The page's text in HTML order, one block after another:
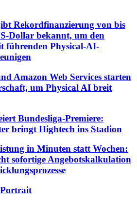
Rekordfinanzierung von bis
Dollar bekannt, um den
führenden Physical-AI-
Amazon Web Services starten
um Physical AI breit
Bundesliga-Premiere:
bringt Hightech ins Stadion
in Minuten statt Wochen:
sofortige Angebotskalkulation